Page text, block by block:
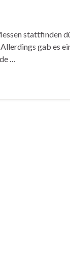
stattfinden
gab es
…